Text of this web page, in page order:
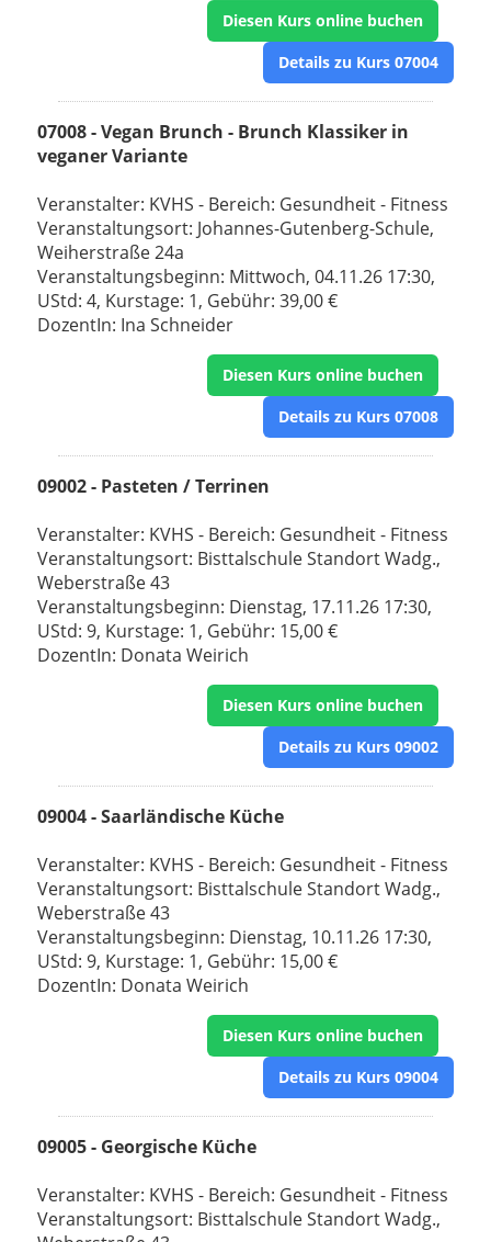
Diesen Kurs online buchen
Details zu Kurs 07004
07008 - Vegan Brunch - Brunch Klassiker in
veganer Variante
Veranstalter: KVHS - Bereich: Gesundheit - Fitness
Veranstaltungsort: Johannes-Gutenberg-Schule,
Weiherstraße 24a
Veranstaltungsbeginn: Mittwoch, 04.11.26 17:30,
UStd: 4, Kurstage: 1, Gebühr: 39,00 €
DozentIn: Ina Schneider
Diesen Kurs online buchen
Details zu Kurs 07008
09002 - Pasteten / Terrinen
Veranstalter: KVHS - Bereich: Gesundheit - Fitness
Veranstaltungsort: Bisttalschule Standort Wadg.,
Weberstraße 43
Veranstaltungsbeginn: Dienstag, 17.11.26 17:30,
UStd: 9, Kurstage: 1, Gebühr: 15,00 €
DozentIn: Donata Weirich
Diesen Kurs online buchen
Details zu Kurs 09002
09004 - Saarländische Küche
Veranstalter: KVHS - Bereich: Gesundheit - Fitness
Veranstaltungsort: Bisttalschule Standort Wadg.,
Weberstraße 43
Veranstaltungsbeginn: Dienstag, 10.11.26 17:30,
UStd: 9, Kurstage: 1, Gebühr: 15,00 €
DozentIn: Donata Weirich
Diesen Kurs online buchen
Details zu Kurs 09004
09005 - Georgische Küche
Veranstalter: KVHS - Bereich: Gesundheit - Fitness
Veranstaltungsort: Bisttalschule Standort Wadg.,